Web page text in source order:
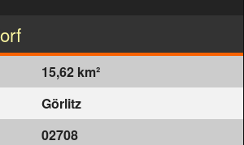
15,62 km²
Görlitz
02708